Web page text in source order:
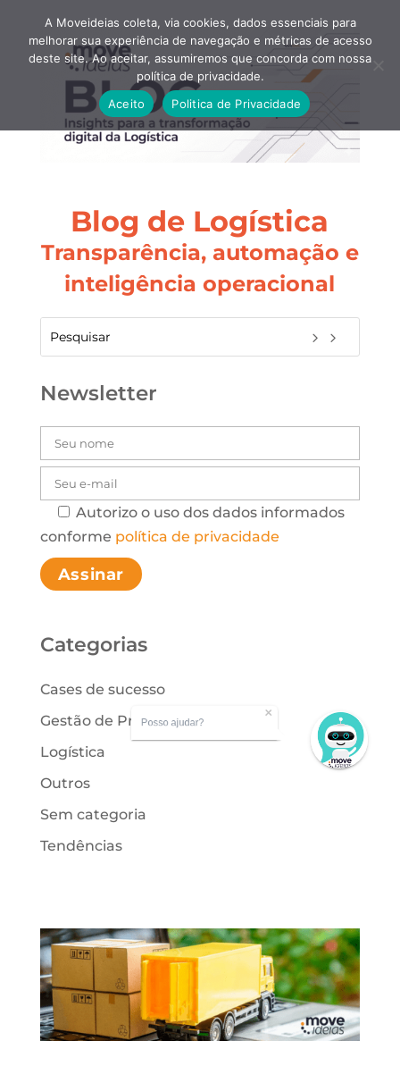
Blog de Logística
Transparência, automação e
inteligência operacional
Newsletter
Autorizo o uso dos dados informados
conforme política de privacidadePlease leave
Categorias
Cases de sucesso
Gestão de Processos
Logística
Outros
Sem categoria
Tendências
A Moveideias coleta, via cookies, dados essenciais para
melhorar sua experiência de navegação e métricas de acesso
deste site. Ao aceitar, assumiremos que concorda com nossa
política de privacidade.
Aceito
Politica de Privacidade
Posso ajudar?